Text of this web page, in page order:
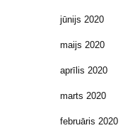
jūnijs 2020
maijs 2020
aprīlis 2020
marts 2020
februāris 2020